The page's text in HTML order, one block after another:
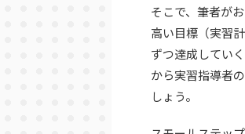
そこで、筆者が
高い目標（実習
ずつ達成してい
から実習指導者
しょう。